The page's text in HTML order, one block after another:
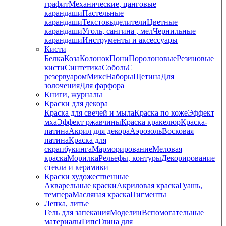
графитМеханические, цанговые
карандашиПастельные
карандашиТекстовыделителиЦветные
карандашиУголь, сангина , мелЧернильные
карандашиИнструменты и аксессуары
Кисти
БелкаКозаКолонокПониПоролоновыеРезиновые
кистиСинтетикаСобольС
резервуаромМиксНаборыЩетинаДля
золоченияДля фарфора
Книги, журналы
Краски для декора
Краска для свечей и мылаКраска по кожеЭффект
мхаЭффект ржавчиныКраска кракелюрКраска-
патинаАкрил для декораАэрозольВосковая
патинаКраска для
скрапбукингаМарморированиеМеловая
краскаМорилкаРельефы, контурыДекорирование
стекла и керамики
Краски художественные
Акварельные краскиАкриловая краскаГуашь,
темпераМасляная краскаПигменты
Лепка, литье
Гель для запеканияМоделинВспомогательные
материалыГипсГлина для